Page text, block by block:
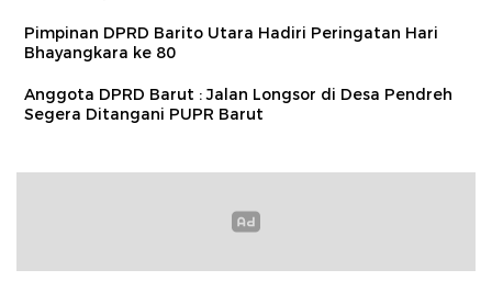
Pimpinan DPRD Barito Utara Hadiri Peringatan Hari
Bhayangkara ke 80
Anggota DPRD Barut : Jalan Longsor di Desa Pendreh
Segera Ditangani PUPR Barut